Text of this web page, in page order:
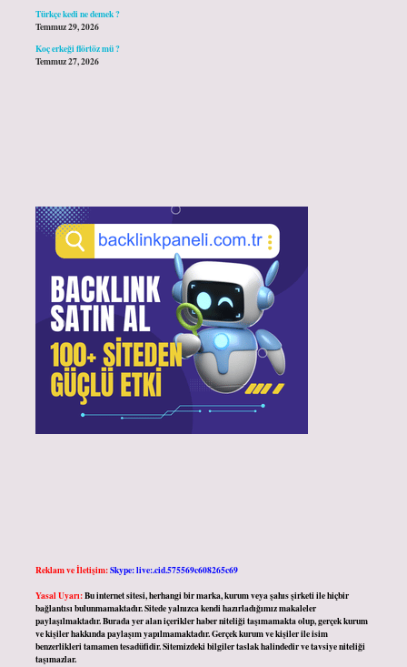
Türkçe kedi ne demek ?
Temmuz 29, 2026
Koç erkeği flörtöz mü ?
Temmuz 27, 2026
Reklam ve İletişim:Skype: live:.cid.575569c608265c69
Yasal Uyarı:Bu internet sitesi, herhangi bir marka, kurum veya şahıs şirketi ile hiçbir
bağlantısı bulunmamaktadır. Sitede yalnızca kendi hazırladığımız makaleler
paylaşılmaktadır. Burada yer alan içerikler haber niteliği taşımamakta olup, gerçek kurum
ve kişiler hakkında paylaşım yapılmamaktadır. Gerçek kurum ve kişiler ile isim
benzerlikleri tamamen tesadüfidir. Sitemizdeki bilgiler taslak halindedir ve tavsiye niteliği
taşımazlar.